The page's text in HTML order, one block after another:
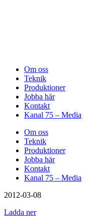
Om oss
Teknik
Produktioner
Jobba här
Kontakt
Kanal 75 – Media
Om oss
Teknik
Produktioner
Jobba här
Kontakt
Kanal 75 – Media
2012-03-08
Ladda ner